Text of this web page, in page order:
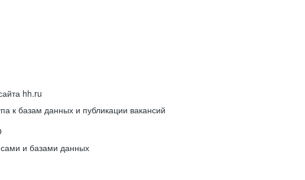
hh.ru
к базам данных и публикации вакансий
и базами данных